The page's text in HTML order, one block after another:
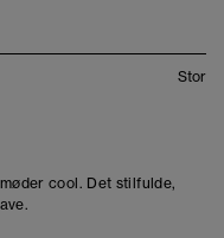
Stor
cool. Det stilfulde,